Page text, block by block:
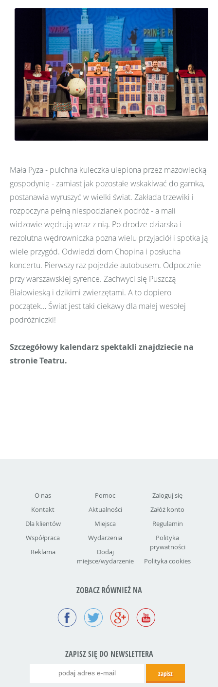
Mała Pyza - pulchna kuleczka ulepiona przez mazowiecką
gospodynię - zamiast jak pozostałe wskakiwać do garnka,
postanawia wyruszyć w wielki świat. Zakłada trzewiki i
rozpoczyna pełną niespodzianek podróż - a mali
widzowie wędrują wraz z nią. Po drodze dziarska i
rezolutna wędrowniczka pozna wielu przyjaciół i spotka ją
wiele przygód. Odwiedzi dom Chopina i posłucha
koncertu. Pierwszy raz pojedzie autobusem. Odpocznie
przy warszawskiej syrence. Zachwyci się Puszczą
Białowieską i dzikimi zwierzętami. A to dopiero
początek… Świat jest taki ciekawy dla małej wesołej
podróżniczki!
Szczegółowy kalendarz spektakli znajdziecie na
stronie Teatru.
O nas
Kontakt
Dla klientów
Współpraca
Reklama
Pomoc
Aktualności
Miejsca
Wydarzenia
Dodaj
miejsce/wydarzenie
Zaloguj się
Załóż konto
Regulamin
Polityka
prywatności
Polityka cookies
ZOBACZ RÓWNIEŻ NA
ZAPISZ SIĘ DO NEWSLETTERA